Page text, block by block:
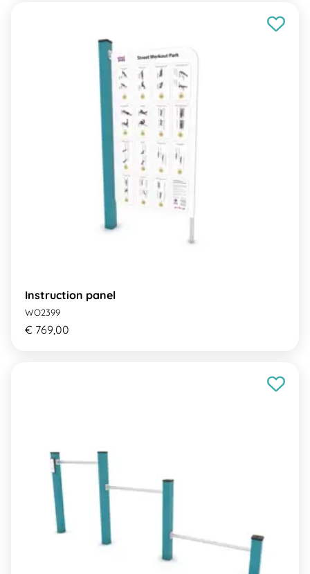
Instruction panel
WO2399
€ 769,00